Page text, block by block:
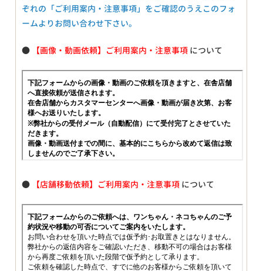
ぞれの「ご利用案内・注意事項」をご確認のうえこのフォ
ームよりお問い合わせ下さい。
● 【画像・動画依頼】ご利用案内・注意事項 について
● 【店舗移動依頼】ご利用案内・注意事項 について